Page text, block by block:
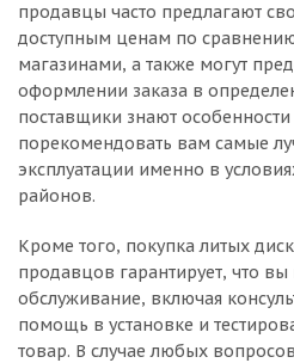
продавцы часто предлагают
доступным ценам по
магазинами, а также могут
оформлении заказа в
поставщики знают
порекомендовать вам самые
эксплуатации именно в
районов.
Кроме того, покупка литых
продавцов гарантирует, что вы
обслуживание, включая
помощь в установке и
товар. В случае любых